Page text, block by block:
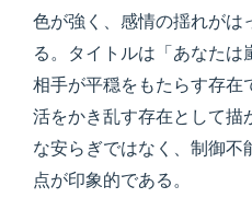
色が強く、感情の揺れがは
る。タイトルは「あなたは
相手が平穏をもたらす存在
活をかき乱す存在として描
な安らぎではなく、制御不
点が印象的である。